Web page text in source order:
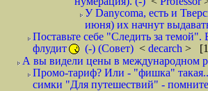
У Danycoma, есть и
июня) их начнут
Поставьте себе "Следить за
флудит
(-) (Совет) < decarch >
А вы видели цены в международном
Промо-тариф? Или - "фишка"
симки "Для путешествий" -